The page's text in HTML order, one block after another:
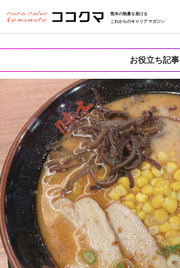
熊本の熱量を届ける
これからのキャリアマガジン
お役立ち記事